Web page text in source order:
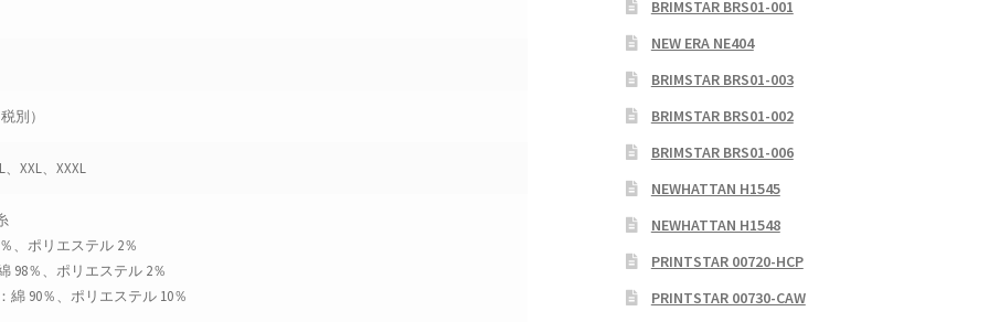
別）
XXL、XXXL
、ポリエステル 2％
98％、ポリエステル 2％
綿 90％、ポリエステル 10％
BRIMSTAR BRS01-001
NEW ERA NE404
BRIMSTAR BRS01-003
BRIMSTAR BRS01-002
BRIMSTAR BRS01-006
NEWHATTAN H1545
NEWHATTAN H1548
PRINTSTAR 00720-HCP
PRINTSTAR 00730-CAW